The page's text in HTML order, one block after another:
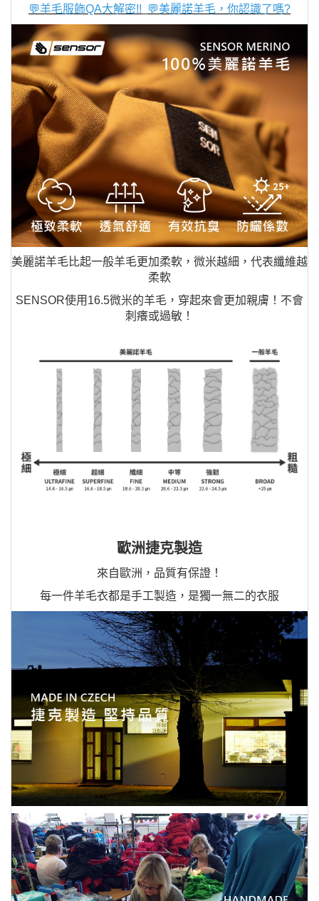
💬羊毛服飾QA大解密!!
💬美麗諾羊毛，你認識了嗎?
美麗諾羊毛比起一般羊毛更加柔軟，微米越細，代表纖維越
柔軟
SENSOR使用16.5微米的羊毛，穿起來會更加親膚！不會
刺癢或過敏！
歐洲捷克製造
來自歐洲，品質有保證！
每一件羊毛衣都是手工製造，是獨一無二的衣服